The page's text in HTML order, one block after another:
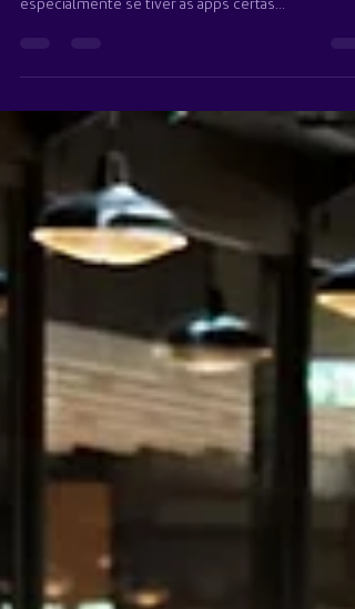
Os 10 melhores aplicativos do
num dispositivo de computação mais poderoso,
especialmente se tiver as apps certas...